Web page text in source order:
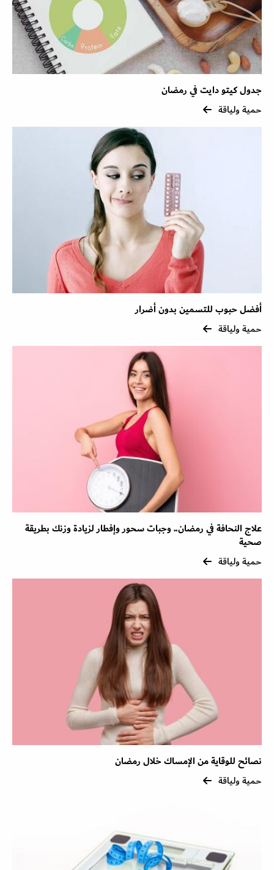
جدول كيتو دايت في رمضان
حمية ولياقة
أفضل حبوب للتسمين بدون أضرار
حمية ولياقة
علاج النحافة في رمضان.. وجبات سحور وإفطار لزيادة وزنك بطريقة
صحية
حمية ولياقة
نصائح للوقاية من الإمساك خلال رمضان
حمية ولياقة